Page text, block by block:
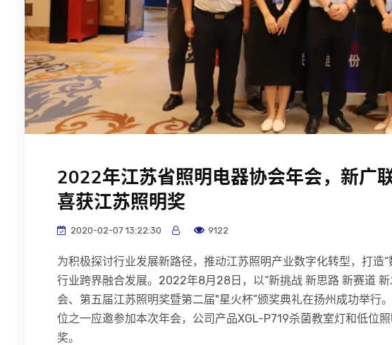
2022年江苏省照明电器协会年会，新广
喜获江苏照明奖
2020-02-07 13:22:30 9122
为积极探讨行业发展新路径，推动江苏照明产业数字化转型，打造
行业跨界融合发展。2022年8月28日，以“新挑战 新思路 新赛道
会、第五届江苏照明奖暨第二届"星火杯”颁奖典礼在扬州成功举行
位之一应邀参加本次年会，公司产品XGL-P719杀菌教室灯和低位
奖。